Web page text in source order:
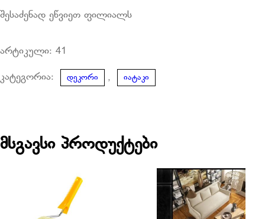
შესაძენად ეწვიეთ ფილიალს
არტიკული: 41
კატეგორია: დეკორი , იატაკი
მსგავსი პროდუქტები